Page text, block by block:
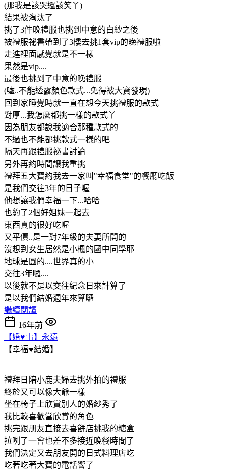
(那我是該哭還該笑丫)
結果被淘汰了
挑了3件晚禮服也挑到中意的白紗之後
被禮服祕書帶到了3樓去挑1套vip的晚禮服啦
走進裡面感覺就是不一樣
果然是vip....
最後也挑到了中意的晚禮服
(噓..不能透露顏色款式...免得被大寶發現)
回到家睡覺時就一直在想今天挑禮服的款式
對厚...我怎麼都挑一樣的款式丫
因為朋友都說我適合那種款式的
不過也不能都挑款式一樣的吧
隔天再跟禮服祕書討論
另外再約時間讓我重挑
禮拜五大寶約我去一家叫"幸福食堂"的餐廳吃飯
是我們交往3年的日子喔
他想讓我們幸福一下...哈哈
也約了2個好姐妹一起去
東西真的很好吃喔
又平價..是一對7年級的夫妻所開的
沒想到女生居然是小楓的國中同學耶
地球是圓的....世界真的小
交往3年囉....
以後就不是以交往紀念日來計算了
是以我們結婚週年來算囉
繼續閱讀
16年前
【婚♥事】永遠
【幸福♥結婚】
禮拜日陪小鹿夫婦去挑外拍的禮服
終於又可以像大爺一樣
坐在椅子上欣賞別人的婚紗秀了
我比較喜歡當欣賞的角色
挑完跟朋友直接去喜餅店挑我的糖盒
拉咧了一會也差不多接近晚餐時間了
我們決定又去朋友開的日式料理店吃
吃著吃著大寶的電話響了